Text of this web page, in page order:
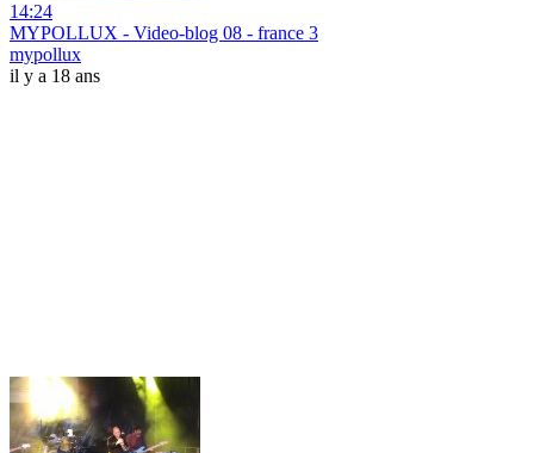
14:24
MYPOLLUX - Video-blog 08 - france 3
mypollux
il y a 18 ans